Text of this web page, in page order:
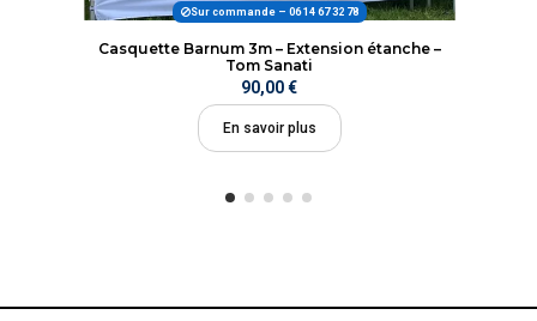
Sur commande – 06 14 67 32 78
Casquette Barnum 3m – Extension étanche –
Tom Sanati
90,00 €
En savoir plus